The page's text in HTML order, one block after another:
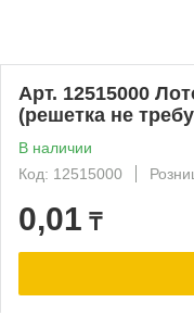
Арт. 12515000
(решетка не
В наличии
Код: 12515000
0,01 ₸